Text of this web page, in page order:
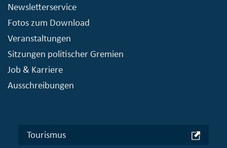
Newsletterservice
Fotos zum Download
Veranstaltungen
Sitzungen politischer Gremien
Job & Karriere
Ausschreibungen
Tourismus